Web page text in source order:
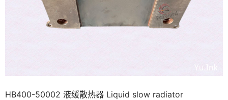
HB400-50002 液缓散热器 Liquid slow radiator